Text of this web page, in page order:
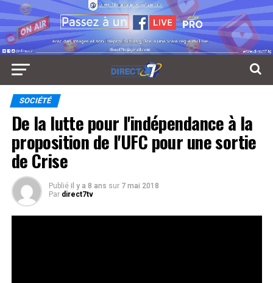
SOCIÉTÉ
De la lutte pour l'indépendance à la
proposition de l'UFC pour une sortie
de Crise
Publié il y a 8 ans sur 7 mai 2018
Par direct7tv